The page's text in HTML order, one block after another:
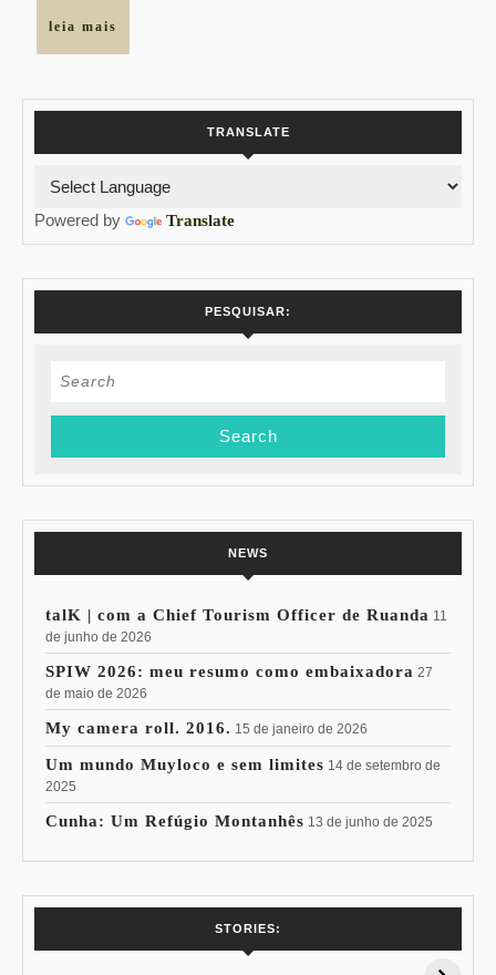
leia mais
TRANSLATE
Powered by Translate
PESQUISAR:
Search
NEWS
talK | com a Chief Tourism Officer de Ruanda 11
de junho de 2026
SPIW 2026: meu resumo como embaixadora 27
de maio de 2026
My camera roll. 2016. 15 de janeiro de 2026
Um mundo Muyloco e sem limites 14 de setembro de
2025
Cunha: Um Refúgio Montanhês 13 de junho de 2025
STORIES:
15% de
Pessoal: Os